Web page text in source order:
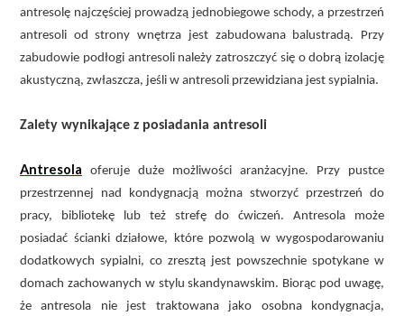
antresolę najczęściej prowadzą jednobiegowe schody, a przestrzeń
antresoli od strony wnętrza jest zabudowana balustradą. Przy
zabudowie podłogi antresoli należy zatroszczyć się o dobrą izolację
akustyczną, zwłaszcza, jeśli w antresoli przewidziana jest sypialnia.
Zalety wynikające z posiadania antresoli
Antresola oferuje duże możliwości aranżacyjne. Przy pustce
przestrzennej nad kondygnacją można stworzyć przestrzeń do
pracy, bibliotekę lub też strefę do ćwiczeń. Antresola może
posiadać ścianki działowe, które pozwolą w wygospodarowaniu
dodatkowych sypialni, co zresztą jest powszechnie spotykane w
domach zachowanych w stylu skandynawskim. Biorąc pod uwagę,
że antresola nie jest traktowana jako osobna kondygnacja,